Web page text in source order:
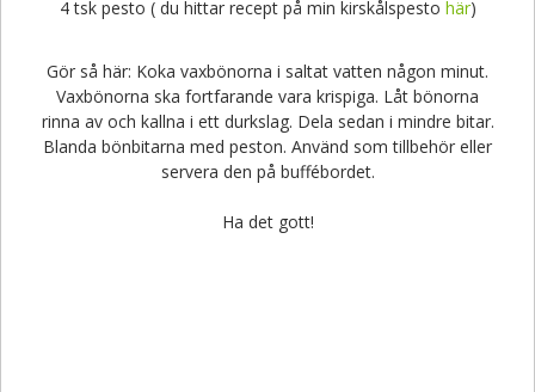
4 tsk pesto ( du hittar recept på min kirskålspesto här)
Gör så här: Koka vaxbönorna i saltat vatten någon minut.
Vaxbönorna ska fortfarande vara krispiga. Låt bönorna
rinna av och kallna i ett durkslag. Dela sedan i mindre bitar.
Blanda bönbitarna med peston. Använd som tillbehör eller
servera den på buffébordet.
Ha det gott!